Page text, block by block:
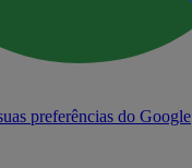
preferências do Google